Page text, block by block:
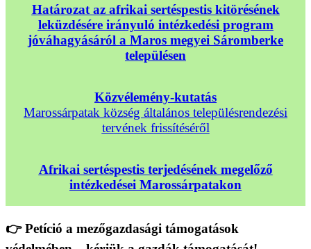
Határozat az afrikai sertéspestis kitörésének
leküzdésére irányuló intézkedési program
jóváhagyásáról a Maros megyei Sáromberke
településen
Közvélemény-kutatás
Marossárpatak község általános településrendezési
tervének frissítéséről
Afrikai sertéspestis terjedésének megelőző
intézkedései Marossárpatakon
👉 Petíció a mezőgazdasági támogatások